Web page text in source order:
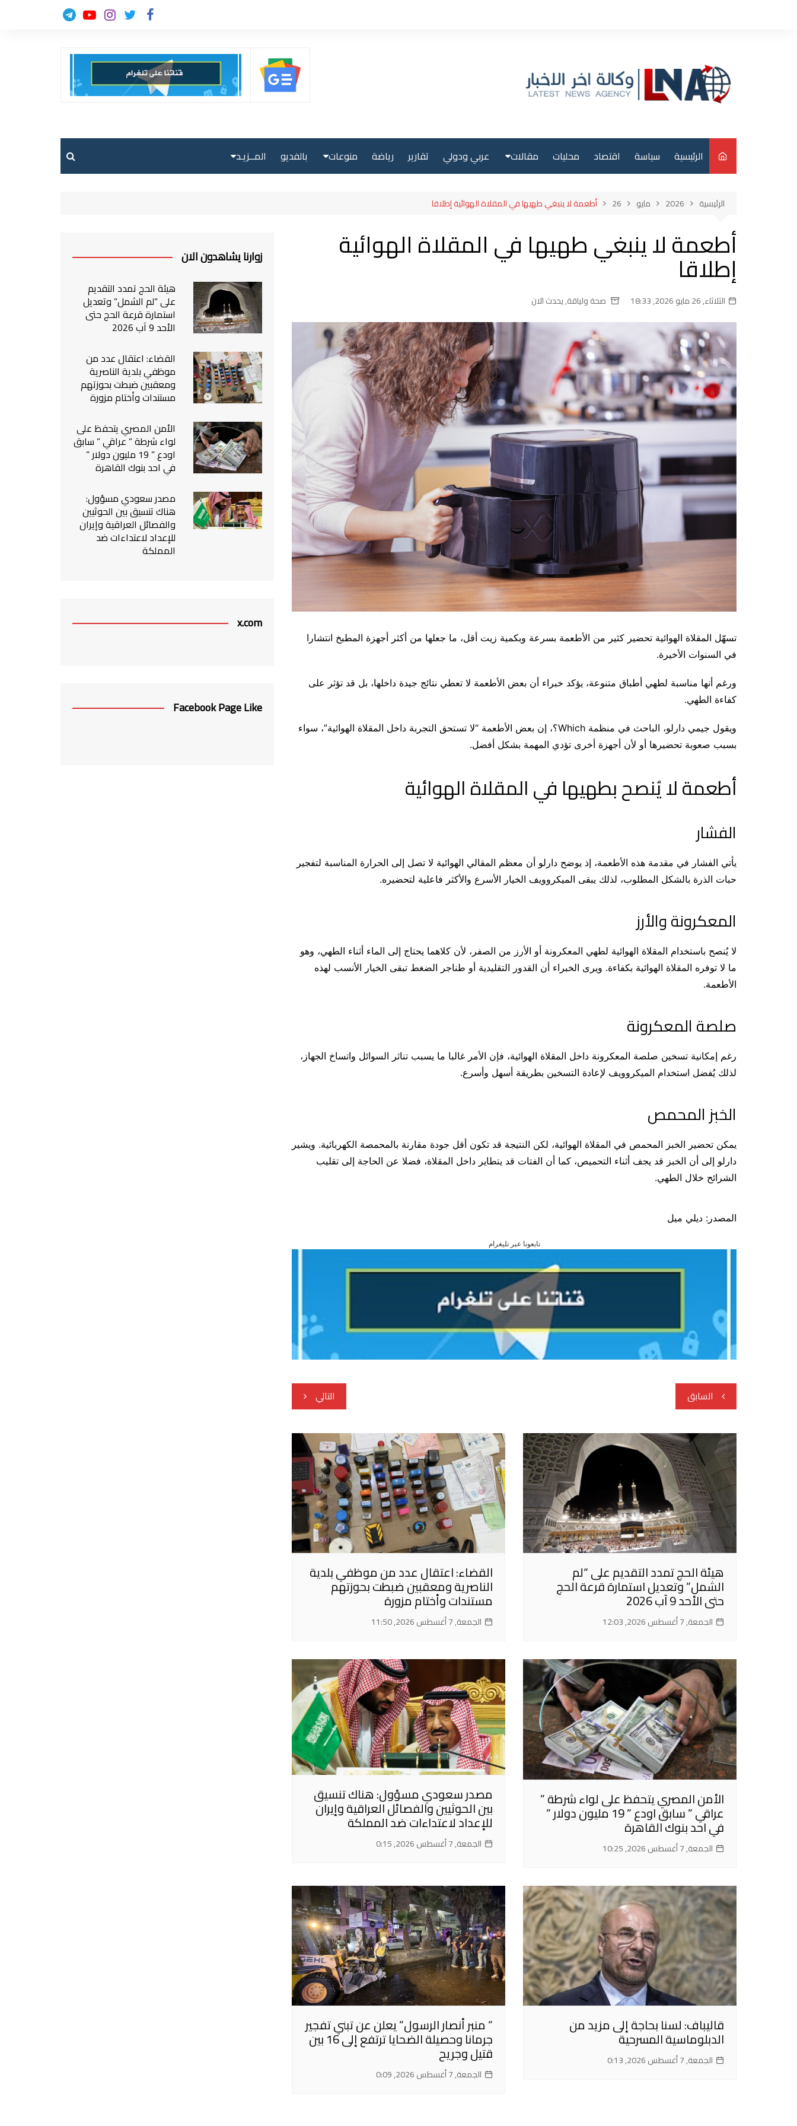
الرئيسية سياسة اقتصاد محليات مقالات
عربية
دولية
عربي ودولي تقارير رياضة منوعات
سياحة
بالفديو المــزيـد
من نحن
اتصل بنا
الرئيسية 2026 مايو 26 أطعمة لا ينبغي طهيها في المقلاة الهوائية إطلاقا
أطعمة لا ينبغي طهيها في المقلاة الهوائية
إطلاقا
الثلاثاء, 26 مايو 2026, 18:33 صحة ولياقة,يحدث الان
تسهّل المقلاة الهوائية تحضير كثير من الأطعمة بسرعة وبكمية زيت أقل، ما جعلها من أكثر أجهزة المطبخ انتشارا
في السنوات الأخيرة.
ورغم أنها مناسبة لطهي أطباق متنوعة، يؤكد خبراء أن بعض الأطعمة لا تعطي نتائج جيدة داخلها، بل قد تؤثر على
كفاءة الطهي.
ويقول جيمي دارلو، الباحث في منظمة Which؟، إن بعض الأطعمة “لا تستحق التجربة داخل المقلاة الهوائية”، سواء
بسبب صعوبة تحضيرها أو لأن أجهزة أخرى تؤدي المهمة بشكل أفضل.
أطعمة لا يُنصح بطهيها في المقلاة الهوائية
الفشار
يأتي الفشار في مقدمة هذه الأطعمة، إذ يوضح دارلو أن معظم المقالي الهوائية لا تصل إلى الحرارة المناسبة لتفجير
حبات الذرة بالشكل المطلوب، لذلك يبقى الميكروويف الخيار الأسرع والأكثر فاعلية لتحضيره.
المعكرونة والأرز
لا يُنصح باستخدام المقلاة الهوائية لطهي المعكرونة أو الأرز من الصفر، لأن كلاهما يحتاج إلى الماء أثناء الطهي، وهو
ما لا توفره المقلاة الهوائية بكفاءة. ويرى الخبراء أن القدور التقليدية أو طناجر الضغط تبقى الخيار الأنسب لهذه
الأطعمة.
صلصة المعكرونة
رغم إمكانية تسخين صلصة المعكرونة داخل المقلاة الهوائية، فإن الأمر غالبا ما يسبب تناثر السوائل واتساخ الجهاز،
لذلك يُفضل استخدام الميكروويف لإعادة التسخين بطريقة أسهل وأسرع.
الخبز المحمص
يمكن تحضير الخبز المحمص في المقلاة الهوائية، لكن النتيجة قد تكون أقل جودة مقارنة بالمحمصة الكهربائية. ويشير
دارلو إلى أن الخبز قد يجف أثناء التحميص، كما أن الفتات قد يتطاير داخل المقلاة، فضلا عن الحاجة إلى تقليب
الشرائح خلال الطهي.
المصدر: ديلي ميل
تابعونا عبر تليغرام
تصفّح
المقالات
السابق التالي
هيئة الحج تمدد التقديم على “لم
الشمل” وتعديل استمارة قرعة الحج
حتى الأحد 9 آب 2026
الجمعة, 7 أغسطس 2026, 12:03
القضاء: اعتقال عدد من موظفي بلدية
الناصرية ومعقبين ضبطت بحوزتهم
مستندات وأختام مزورة
الجمعة, 7 أغسطس 2026, 11:50
الأمن المصري يتحفظ على لواء شرطة ”
عراقي ” سابق اودع ” 19 مليون دولار ”
في احد بنوك القاهرة
الجمعة, 7 أغسطس 2026, 10:25
مصدر سعودي مسؤول: هناك تنسيق
بين الحوثيين والفصائل العراقية وإيران
للإعداد لاعتداءات ضد المملكة
الجمعة, 7 أغسطس 2026, 0:15
قاليباف: لسنا بحاجة إلى مزيد من
الدبلوماسية المسرحية
الجمعة, 7 أغسطس 2026, 0:13
” منبر أنصار الرسول” يعلن عن تبني تفجير
جرمانا وحصيلة الضحايا ترتفع إلى 16 بين
قتيل وجريح
الجمعة, 7 أغسطس 2026, 0:09
زوارنا يشاهدون الان
هيئة الحج تمدد التقديم
على “لم الشمل” وتعديل
استمارة قرعة الحج حتى
الأحد 9 آب 2026
القضاء: اعتقال عدد من
موظفي بلدية الناصرية
ومعقبين ضبطت بحوزتهم
مستندات وأختام مزورة
الأمن المصري يتحفظ على
لواء شرطة ” عراقي ” سابق
اودع ” 19 مليون دولار ”
في احد بنوك القاهرة
مصدر سعودي مسؤول:
هناك تنسيق بين الحوثيين
والفصائل العراقية وإيران
للإعداد لاعتداءات ضد
المملكة
x.com
Facebook Page Like